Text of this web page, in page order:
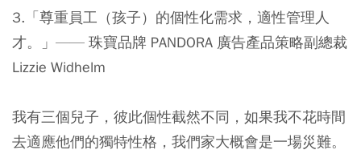
3.「尊重員工（孩子）的個性化需求，適性管理人
才。」—— 珠寶品牌 PANDORA 廣告產品策略副總裁
Lizzie Widhelm
我有三個兒子，彼此個性截然不同，如果我不花時間
去適應他們的獨特性格，我們家大概會是一場災難。